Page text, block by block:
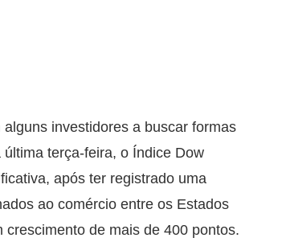
investidores a buscar formas
terça-feira, o Índice Dow
após ter registrado uma
ao comércio entre os Estados
de mais de 400 pontos.